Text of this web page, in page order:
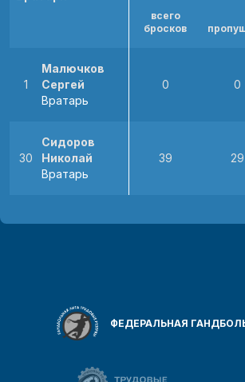
всего
бросков
1
Малючков
Сергей
Вратарь
0 0
30
Сидоров
Николай
Вратарь
39 29
ФЕДЕРАЛЬНАЯ